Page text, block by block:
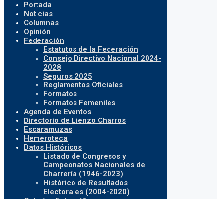
Portada
Noticias
Columnas
Opinión
Federación
Estatutos de la Federación
Consejo Directivo Nacional 2024-
2028
Seguros 2025
Reglamentos Oficiales
Formatos
Formatos Femeniles
Agenda de Eventos
Directorio de Lienzo Charros
Escaramuzas
Hemeroteca
Datos Históricos
Listado de Congresos y
Campeonatos Nacionales de
Charrería (1946-2023)
Histórico de Resultados
Electorales (2004-2020)